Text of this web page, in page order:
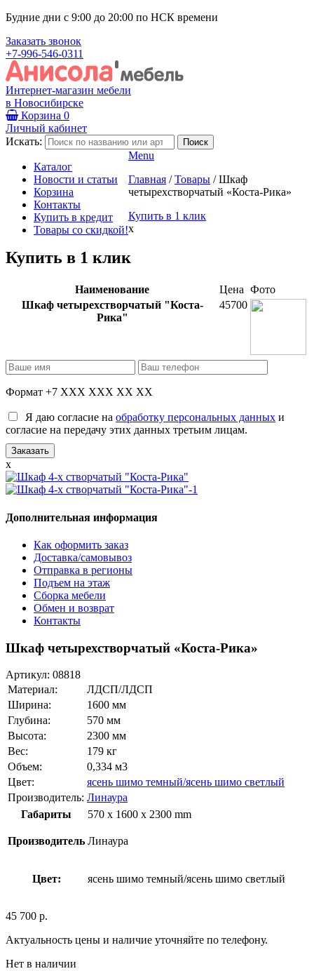
Будние дни с 9:00 до 20:00 по НСК времени
Заказать звонок
+7-996-546-0311
Интернет-магазин мебели
в Новосибирске
Корзина 0
Личный кабинет
Искать:
Каталог
Новости и статьи
Корзина
Контакты
Купить в кредит
Товары со скидкой!
Menu
Главная / Товары / Шкаф
четырехстворчатый «Коста-Рика»
Купить в 1 клик
x
Купить в 1 клик
Наименование Цена Фото
Шкаф четырехстворчатый "Коста-
Рика"
45700
Формат +7 XXX XXX XX XX
Я даю согласие на обработку персональных данных и
согласие на передачу этих данных третьим лицам.
x
Дополнительная информация
Как оформить заказ
Доставка/самовывоз
Отправка в регионы
Подъем на этаж
Сборка мебели
Обмен и возврат
Контакты
Шкаф четырехстворчатый «Коста-Рика»
Артикул: 08818
Материал:
ЛДСП/ЛДСП
Ширина:
1600 мм
Глубина:
570 мм
Высота:
2300 мм
Вес:
179 кг
Объем:
0,334 м3
Цвет:
ясень шимо темный/ясень шимо светлый
Производитель: Линаура
Габариты
570 x 1600 x 2300 mm
Производитель Линаура
Цвет: ясень шимо темный/ясень шимо светлый
45 700 р.
Актуальность цены и наличие уточняйте по телефону.
Нет в наличии